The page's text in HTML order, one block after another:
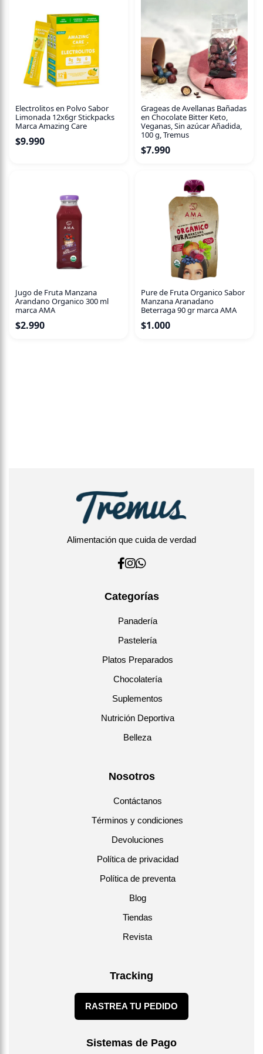
jamaica, azúcar y miel.
Libre de sellos, colorantes y conservantes artificiales.
* Mantener refrigerada.
Electrolitos en Polvo Sabor
Limonada 12x6gr Stickpacks
Marca Amazing Care
$9.990
Grageas de Avellanas Bañadas
en Chocolate Bitter Keto,
Veganas, Sin azúcar Añadida,
100 g, Tremus
$7.990
Jugo de Fruta Manzana
Arandano Organico 300 ml
marca AMA
$2.990
Pure de Fruta Organico Sabor
Manzana Aranadano
Beterraga 90 gr marca AMA
$1.000
Alimentación que cuida de verdad
Categorías
Panadería
Pastelería
Platos Preparados
Chocolatería
Suplementos
Nutrición Deportiva
Belleza
Nosotros
Contáctanos
Términos y condiciones
Devoluciones
Política de privacidad
Política de preventa
Blog
Tiendas
Revista
Tracking
RASTREA TU PEDIDO
Sistemas de Pago